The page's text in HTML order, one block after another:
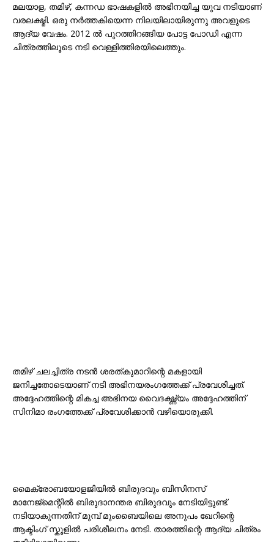
മലയാള, തമിഴ്, കന്നഡ ഭാഷകളിൽ അഭിനയിച്ച യുവ നടിയാണ്
വരലക്ഷ്മി. ഒരു നർത്തകിയെന്ന നിലയിലായിരുന്നു അവളുടെ
ആദ്യ വേഷം. 2012 ൽ പുറത്തിറങ്ങിയ പോട്ട പോഡി എന്ന
ചിത്രത്തിലൂടെ നടി വെള്ളിത്തിരയിലെത്തും.
തമിഴ് ചലച്ചിത്ര നടൻ ശരത്കുമാറിന്റെ മകളായി
ജനിച്ചതോടെയാണ് നടി അഭിനയരംഗത്തേക്ക് പ്രവേശിച്ചത്.
അദ്ദേഹത്തിന്റെ മികച്ച അഭിനയ വൈദഗ്ദ്ധ്യം അദ്ദേഹത്തിന്
സിനിമാ രംഗത്തേക്ക് പ്രവേശിക്കാൻ വഴിയൊരുക്കി.
മൈക്രോബയോളജിയിൽ ബിരുദവും ബിസിനസ്
മാനേജ്‌മെന്റിൽ ബിരുദാനന്തര ബിരുദവും നേടിയിട്ടുണ്ട്.
നടിയാകുന്നതിന് മുമ്പ് മുംബൈയിലെ അനുപം ഖേറിന്റെ
ആക്ടിംഗ് സ്കൂളിൽ പരിശീലനം നേടി. താരത്തിന്റെ ആദ്യ ചിത്രം